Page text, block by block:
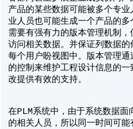
产品的某些数据可能被多个专
业人员也可能生成一个产品的多
需要有强有力的版本管理机制
访问相关数据。并保证列数据的
每个用户盼视图中。版本管理
的控制来维护工程设计信息的
改提供有效的支持。
在PLM系统中，由于系统数据面
的相关人员，所以同一时间可